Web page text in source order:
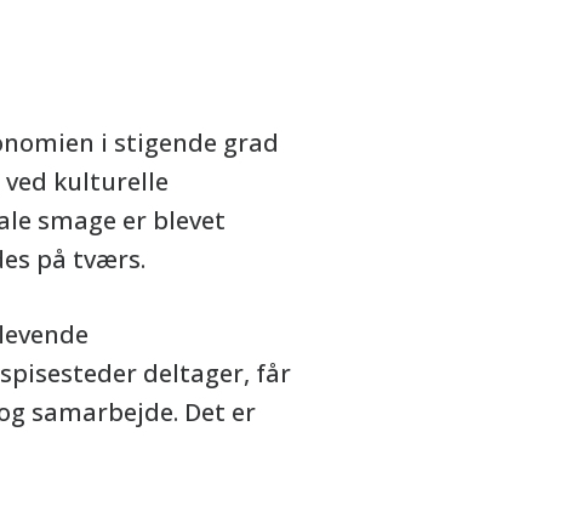
i stigende grad
ved kulturelle
smage er blevet
på tværs.
deltager, får
samarbejde. Det er